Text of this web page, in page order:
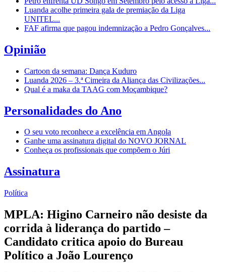
Luanda acolhe primeira gala de premiação da Liga
UNITEL...
FAF afirma que pagou indemnização a Pedro Gonçalves...
Opinião
Cartoon da semana: Dança Kuduro
Luanda 2026 – 3.ª Cimeira da Aliança das Civilizações...
Qual é a maka da TAAG com Moçambique?
Personalidades do Ano
O seu voto reconhece a excelência em Angola
Ganhe uma assinatura digital do NOVO JORNAL
Conheça os profissionais que compõem o Júri
Assinatura
Política
MPLA: Higino Carneiro não desiste da
corrida à liderança do partido –
Candidato critica apoio do Bureau
Político a João Lourenço